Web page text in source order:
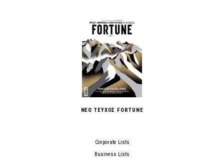
ΝΕΟ ΤΕΥΧΟΣ FORTUNE
Corporate Lists
Business Lists